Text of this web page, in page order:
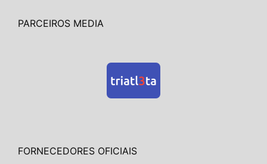
PARCEIROS MEDIA
FORNECEDORES OFICIAIS